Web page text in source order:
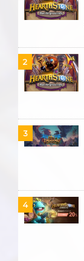
2
3
4